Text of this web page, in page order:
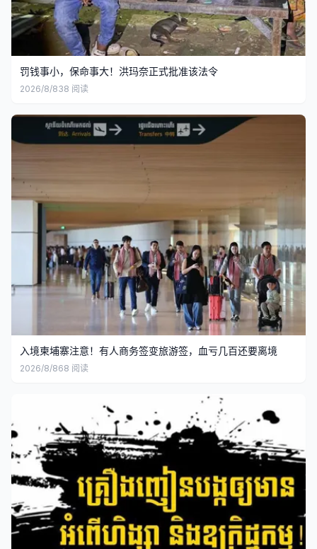
罚钱事小，保命事大！洪玛奈正式批准该法令
2026/8/838 阅读
入境柬埔寨注意！有人商务签变旅游签，血亏几百还要离境
2026/8/868 阅读